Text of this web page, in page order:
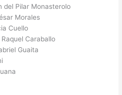
del Pilar Monasterolo
Morales
Cuello
Caraballo
Guaita